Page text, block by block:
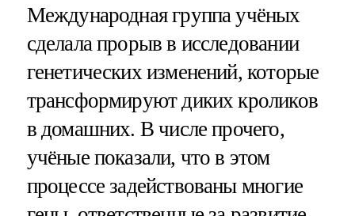
Международная группа учёных
сделала прорыв в исследовании
генетических изменений, которые
трансформируют диких кроликов
в домашних. В числе прочего,
учёные показали, что в этом
процессе задействованы многие